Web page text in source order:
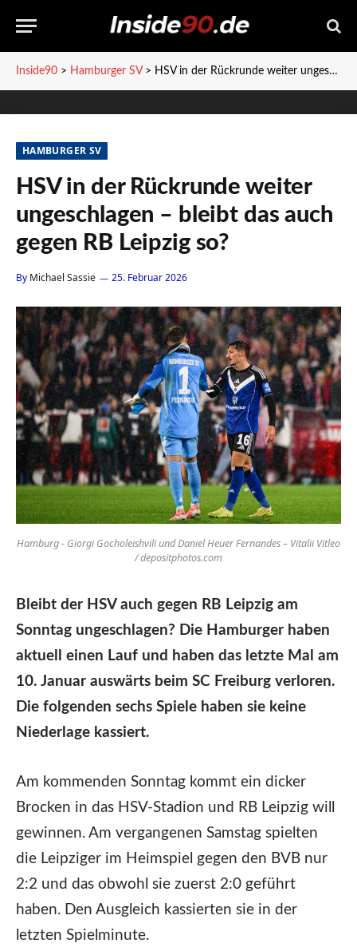
Inside90 > Hamburger SV> HSV in der Rückrunde weiter ungeschlagen – bleibt das auch gegen RB Leipzig so?
HAMBURGER SV
HSV in der Rückrunde weiter
ungeschlagen – bleibt das auch
gegen RB Leipzig so?
By Michael Sassie 25. Februar 2026
Hamburg - Giorgi Gocholeishvili und Daniel Heuer Fernandes – Vitalii Vitleo
/ depositphotos.com
Bleibt der HSV auch gegen RB Leipzig am
Sonntag ungeschlagen? Die Hamburger haben
aktuell einen Lauf und haben das letzte Mal am
10. Januar auswärts beim SC Freiburg verloren.
Die folgenden sechs Spiele haben sie keine
Niederlage kassiert.
Am kommenden Sonntag kommt ein dicker
Brocken in das HSV-Stadion und RB Leipzig will
gewinnen. Am vergangenen Samstag spielten
die Leipziger im Heimspiel gegen den BVB nur
2:2 und das obwohl sie zuerst 2:0 geführt
haben. Den Ausgleich kassierten sie in der
letzten Spielminute.